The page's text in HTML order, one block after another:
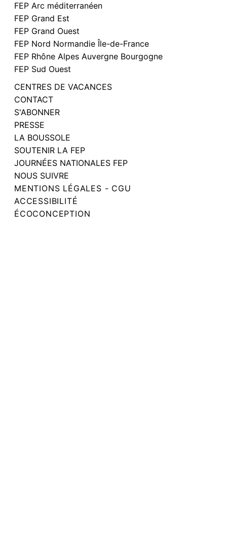
FEP Arc méditerranéen
FEP Grand Est
FEP Grand Ouest
FEP Nord Normandie Île-de-France
FEP Rhône Alpes Auvergne Bourgogne
FEP Sud Ouest
CENTRES DE VACANCES
CONTACT
S'ABONNER
PRESSE
LA BOUSSOLE
SOUTENIR LA FEP
JOURNÉES NATIONALES FEP
NOUS SUIVRE
MENTIONS LÉGALES - CGU
ACCESSIBILITÉ
ÉCOCONCEPTION